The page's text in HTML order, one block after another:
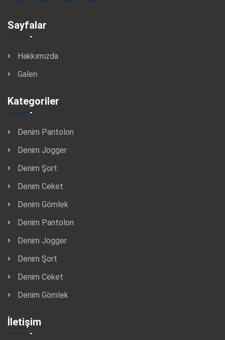
Sayfalar
Hakkımızda
Galeri
Kategoriler
Denim Pantolon
Denim Jogger
Denim Şort
Denim Ceket
Denim Gömlek
Denim Pantolon
Denim Jogger
Denim Şort
Denim Ceket
Denim Gömlek
İletişim